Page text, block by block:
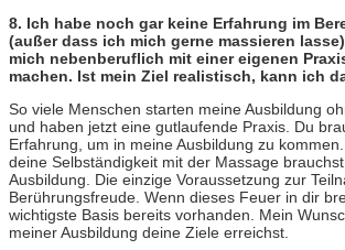
8. Ich habe noch gar keine Erfahrung im
(außer dass ich mich gerne massieren
mich nebenberuflich mit einer eigenen
machen. Ist mein Ziel realistisch, kann ich
So viele Menschen starten meine Ausbildung
und haben jetzt eine gutlaufende Praxis. Du
Erfahrung, um in meine Ausbildung zu
deine Selbständigkeit mit der Massage
Ausbildung. Die einzige Voraussetzung zur
Berührungsfreude. Wenn dieses Feuer in dir
wichtigste Basis bereits vorhanden. Mein
meiner Ausbildung deine Ziele erreichst.